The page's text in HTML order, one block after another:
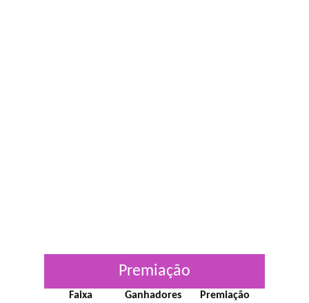
Premiação
Faixa Ganhadores
Premiação